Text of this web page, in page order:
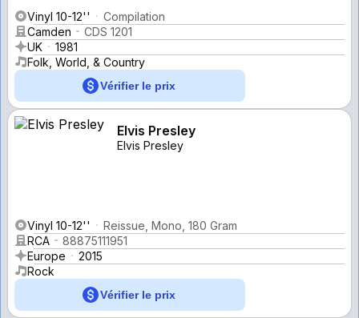
Vinyl 10-12''
Compilation
Camden
CDS 1201
UK
1981
Folk, World, & Country
Vérifier le prix
Elvis Presley
Elvis Presley
Vinyl 10-12''
Reissue, Mono, 180 Gram
RCA
88875111951
Europe
2015
Rock
Vérifier le prix